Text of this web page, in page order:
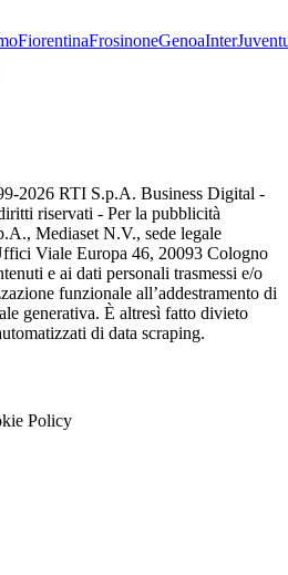
FiorentinaFrosinoneGenoaInter
2026 RTI S.p.A. Business Digital -
riservati - Per la pubblicità
Mediaset N.V., sede legale
Viale Europa 46, 20093 Cologno
e ai dati personali trasmessi e/o
funzionale all’addestramento di
generativa. È altresì fatto divieto
di data scraping.
Policy